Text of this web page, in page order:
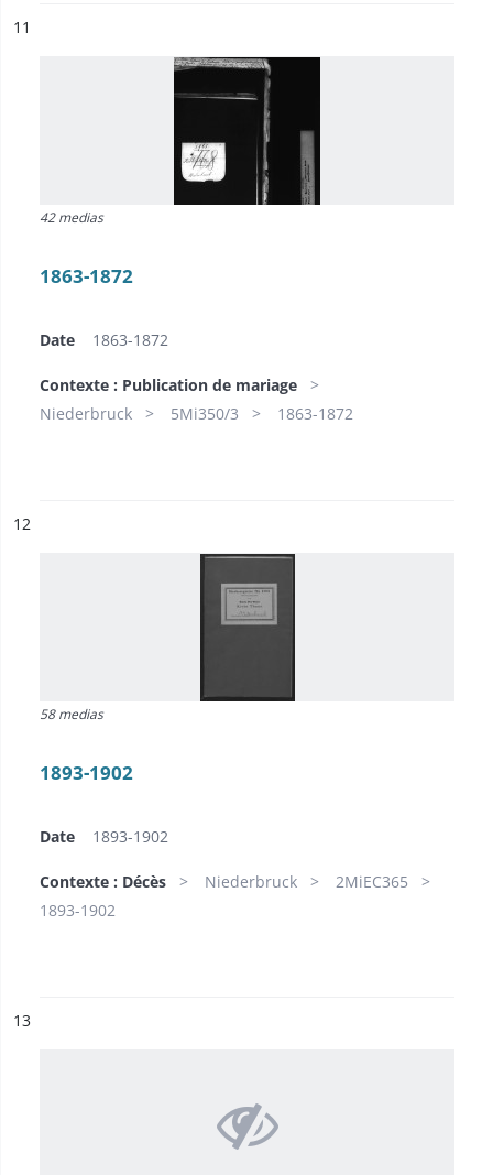
n°
11
42 medias
1863-1872
Date 1863-1872
Contexte : Publication de mariage
Niederbruck
5Mi350/3 1863-1872
n°
12
58 medias
1893-1902
Date 1893-1902
Contexte : Décès Niederbruck
2MiEC365
1893-1902
n°
13